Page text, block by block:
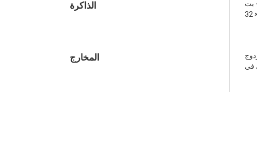
الذاكرة
المخارج
في